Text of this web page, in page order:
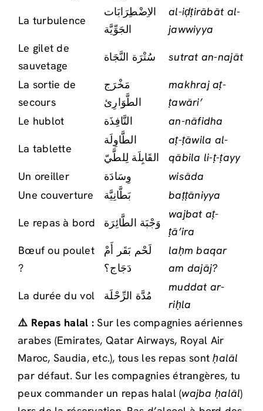
La turbulence
الاِضْطِرَابَات
الجَوِّيَّة
al-iḍṭirābāt al-
jawwiyya
Le gilet de
sauvetage
سُتْرَة النَّجَاة sutrat an-najāt
La sortie de
secours
مَخْرَج
الطَّوَارِئ
makhraj aṭ-
ṭawāri’
Le hublot
النَّافِذَة an-nāfidha
La tablette
الطَّاوِلَة
القَابِلَة لِلطَّيّ
aṭ-ṭāwila al-
qābila li-ṭ-ṭayy
Un oreiller
وِسَادَة
wisāda
Une couverture
بَطَّانِيَّة baṭṭāniyya
Le repas à bord وَجْبَة الطَّائِرَة
wajbat aṭ-
ṭā’ira
Bœuf ou poulet
?
لَحْم بَقَر أَمْ
دَجَاج؟
laḥm baqar
am dajāj?
La durée du vol مُدَّة الرِّحْلَة
muddat ar-
riḥla
⚠️ Repas halal : Sur les compagnies aériennes
arabes (Emirates, Qatar Airways, Royal Air
Maroc, Saudia, etc.), tous les repas sontḥalāl
par défaut. Sur les compagnies étrangères, tu
peux commander un repas halal (wajba ḥalāl)